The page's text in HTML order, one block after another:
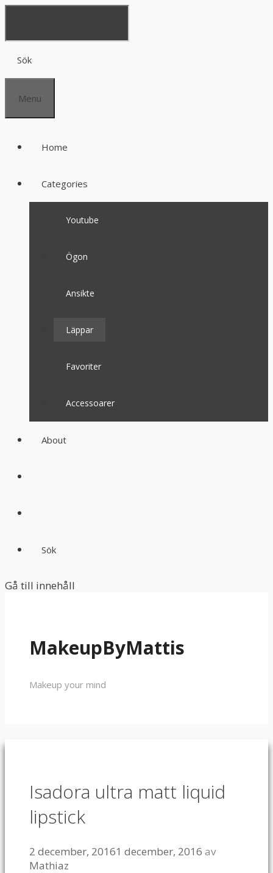
Sök
Menu
Home
Categories
Youtube
Ögon
Ansikte
Läppar
Favoriter
Accessoarer
About
Sök
Gå till innehåll
MakeupByMattis
Makeup your mind
Isadora ultra matt liquid
lipstick
2 december, 20161 december, 2016 av
Mathiaz